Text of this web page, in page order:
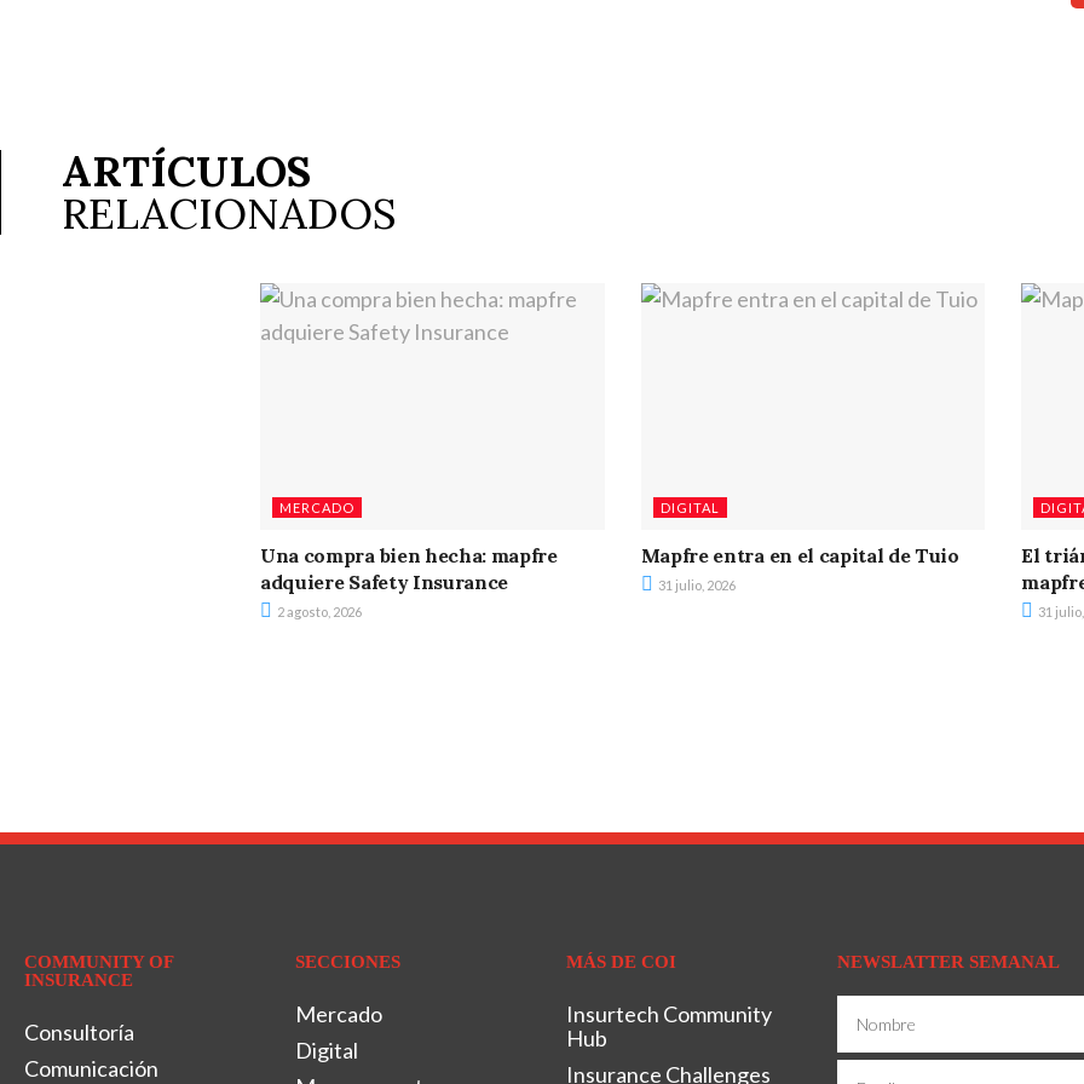
ARTÍCULOS
RELACIONADOS
MERCADO
Una compra bien hecha: mapfre
adquiere Safety Insurance
2 agosto, 2026
DIGITAL
Mapfre entra en el capital de Tuio
31 julio, 2026
El
31
COMMUNITY OF
INSURANCE
Consultoría
Comunicación
SECCIONES
Mercado
Digital
MÁS DE COI
Insurtech Community
Hub
Insurance Challenges
NEWSLATTER SEMANAL